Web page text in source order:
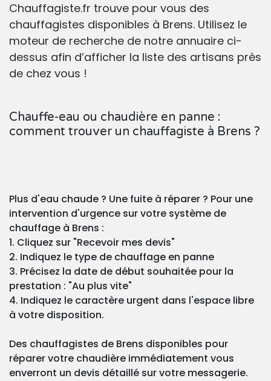
Chauffagiste.fr trouve pour vous des
chauffagistes disponibles à Brens. Utilisez le
moteur de recherche de notre annuaire ci-
dessus afin d’afficher la liste des artisans près
de chez vous !
Chauffe-eau ou chaudière en panne :
comment trouver un chauffagiste à Brens ?
Plus d'eau chaude ? Une fuite à réparer ? Pour une
intervention d'urgence sur votre système de
chauffage à Brens :
1. Cliquez sur "Recevoir mes devis"
2. Indiquez le type de chauffage en panne
3. Précisez la date de début souhaitée pour la
prestation : "Au plus vite"
4. Indiquez le caractère urgent dans l'espace libre
à votre disposition.
Des chauffagistes de Brens disponibles pour
réparer votre chaudière immédiatement vous
enverront un devis détaillé sur votre messagerie.